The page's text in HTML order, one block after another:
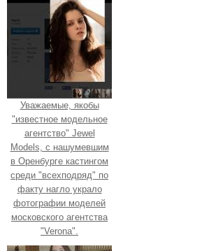
Уважаемые, якобы
"известное модельное
агентство" Jewel
Models, с нашумевшим
в Оренбурге кастингом
среди "всехподряд" по
факту нагло украло
фотографии моделей
московского агентства
"Verona".